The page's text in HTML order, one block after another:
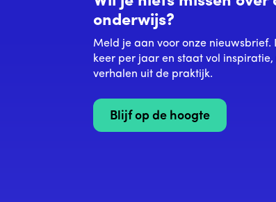
onderwijs?
Meld je aan voor onze nieuwsbrief.
keer per jaar en staat vol inspiratie,
verhalen uit de praktijk.
Blijf op de hoogte